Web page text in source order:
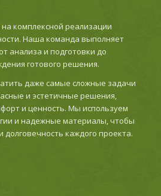
комплексной реализации
Наша команда выполняет
анализа и подготовки до
готового решения.
даже самые сложные задачи
и эстетичные решения,
и ценность. Мы используем
и надежные материалы, чтобы
долговечность каждого проекта.